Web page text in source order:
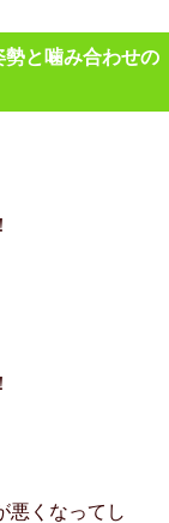
と噛み合わせの
悪くなってし